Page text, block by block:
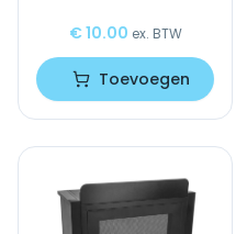
€10.00 ex. BTW
Toevoegen